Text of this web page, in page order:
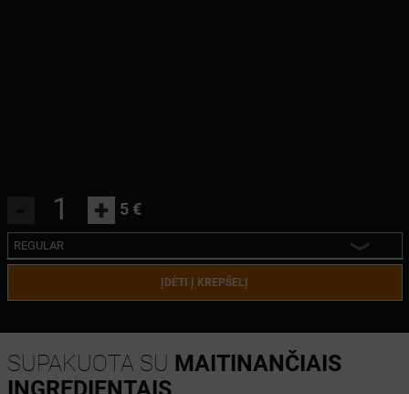
+ 5 €
REGULAR
ĮDĖTI Į KREPŠELĮ
SUPAKUOTA SU MAITINANČIAIS